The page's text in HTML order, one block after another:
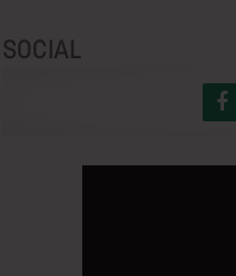
SOCIAL